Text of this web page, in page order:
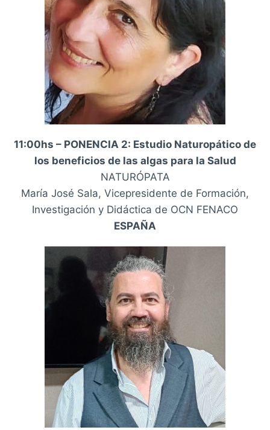
11:00hs – PONENCIA 2: Estudio Naturopático de
los beneficios de las algas para la Salud
NATURÓPATA
María José Sala, Vicepresidente de Formación,
Investigación y Didáctica de OCN FENACO
ESPAÑA